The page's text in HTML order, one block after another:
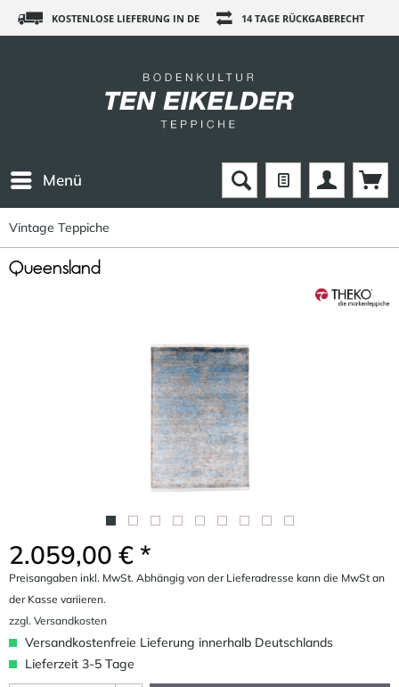
KOSTENLOSE LIEFERUNG IN DE 14 TAGE RÜCKGABERECHT
Menü
Vintage Teppiche
Queensland
2.059,00 € *
Preisangaben inkl. MwSt. Abhängig von der Lieferadresse kann die MwSt an
der Kasse variieren.
zzgl. Versandkosten
Versandkostenfreie Lieferung innerhalb Deutschlands
Lieferzeit 3-5 Tage